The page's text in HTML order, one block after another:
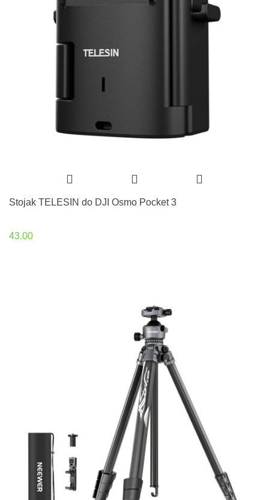
Stojak TELESIN do DJI Osmo Pocket 3
43.00